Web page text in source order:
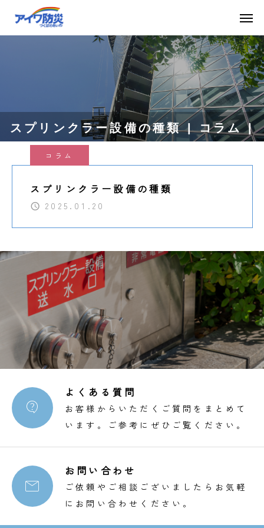
スプリンクラー設備の種類 | コラム |
茨城で消防設備なら【アイワ防災株式会
社】
コラム
スプリンクラー設備の種類
2025.01.20

よくある質問
お客様からいただくご質問をまとめて
います。ご参考にぜひご覧ください。

お問い合わせ
ご依頼やご相談ございましたらお気軽
にお問い合わせください。